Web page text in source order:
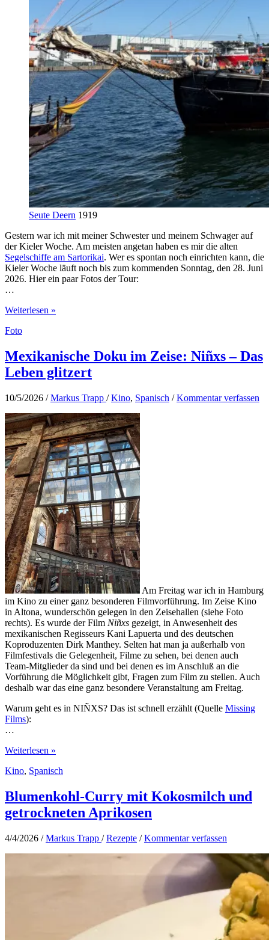
Seute Deern 1919
Gestern war ich mit meiner Schwester und meinem Schwager auf
der Kieler Woche. Am meisten angetan haben es mir die alten
Segelschiffe am Sartorikai. Wer es spontan noch einrichten kann, die
Kieler Woche läuft noch bis zum kommenden Sonntag, den 28. Juni
2026. Hier ein paar Fotos der Tour:
…
Impressionen
der
Woche
2026
Weiterlesen »
Foto
Mexikanische Doku im Zeise: Niñxs – Das
Leben glitzert
10/5/2026 /Markus Trapp /Kino, Spanisch /Kommentar verfassen
Am Freitag war ich in Hamburg
im Kino zu einer ganz besonderen Filmvorführung. Im Zeise Kino
in Altona, wunderschön gelegen in den Zeisehallen (siehe Foto
rechts). Es wurde der Film Niñxs gezeigt, in Anwesenheit des
mexikanischen Regisseurs Kani Lapuerta und des deutschen
Koproduzenten Dirk Manthey. Selten hat man ja außerhalb von
Filmfestivals die Gelegenheit, Filme zu sehen, bei denen auch
Team-Mitglieder da sind und bei denen es im Anschluß an die
Vorführung die Möglichkeit gibt, Fragen zum Film zu stellen. Auch
deshalb war das eine ganz besondere Veranstaltung am Freitag.
Warum geht es in NIÑXS? Das ist schnell erzählt (Quelle Missing
Films):
…
Mexikanische
im
Niñxs
–
Das
glitzert
Weiterlesen »
Kino, Spanisch
Blumenkohl-Curry mit Kokosmilch und
getrockneten Aprikosen
4/4/2026 /Markus Trapp /Rezepte /Kommentar verfassen